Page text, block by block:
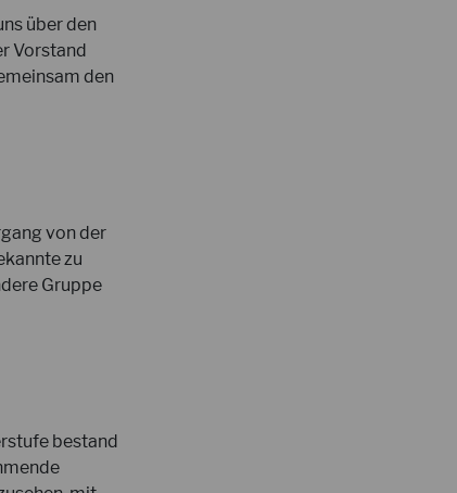
über den
Vorstand
den
von der
zu
Gruppe
bestand